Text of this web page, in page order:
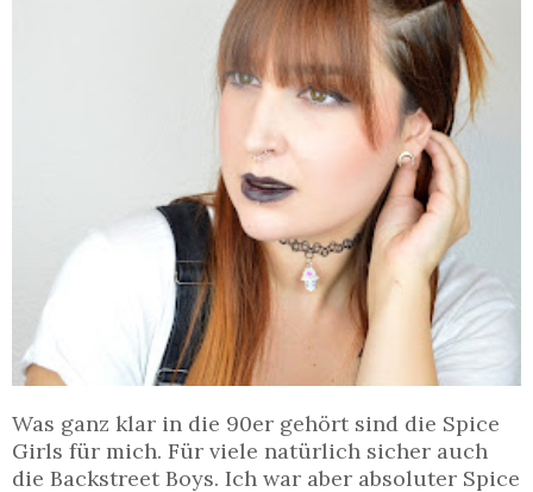
Was ganz klar in die 90er gehört sind die Spice
Girls für mich. Für viele natürlich sicher auch
die Backstreet Boys. Ich war aber absoluter Spice